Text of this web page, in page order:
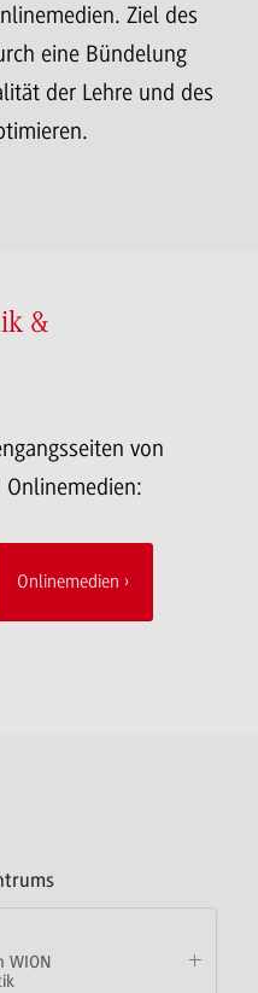
Ziel des
eine Bündelung
der Lehre und des
&
von
Onlinemedien
WION